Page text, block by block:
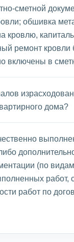
сметной
обшивка
кровлю,
ремонт
включены в
дома?
(по
работ по